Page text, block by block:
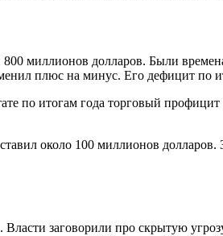
миллионов долларов. Были
плюс на минус. Его дефицит по
по итогам года торговый
около 100 миллионов
Власти заговорили про скрытую